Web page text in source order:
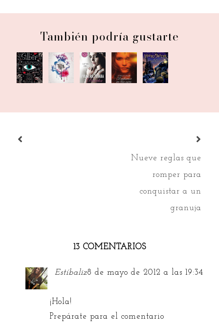
También podría gustarte
Va de
portadas
Va de
Portadas
Va de
Portadas
Portadas
otoñales
Va de
Portadas:
Nueve reglas que
romper para
conquistar a un
granuja
13 COMENTARIOS
Estíbaliz8 de mayo de 2012 a las 19:34
¡Hola!
Prepárate para el comentario